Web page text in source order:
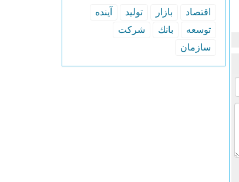
اقتصاد بازار تولید
آینده
توسعه
بانك
شركت
سازمان